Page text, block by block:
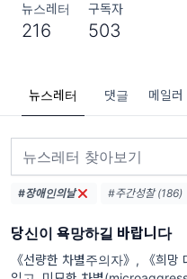
뉴스레터
216
구독자
503
뉴스레터 댓글 메일러
#장애인의날 #주간성찰 (186)
#사색 (153)
#주간일기 (126)
당신이 욕망하길 바랍니다
《선량한 차별주의자》, 《희망